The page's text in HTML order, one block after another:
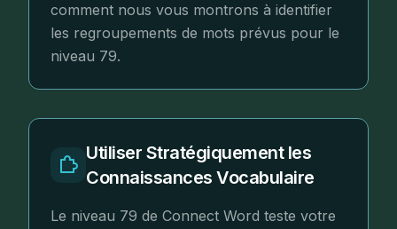
comment nous vous montrons à identifier
les regroupements de mots prévus pour le
niveau 79.
Utiliser Stratégiquement les
Connaissances Vocabulaire
Le niveau 79 de Connect Word teste votre